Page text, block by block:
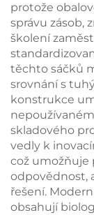
protože
správu zásob,
školení
těchto sáčků
srovnání s
konstrukce
skladového
vedly k
což
odpovědnost,
řešení.
obsahují